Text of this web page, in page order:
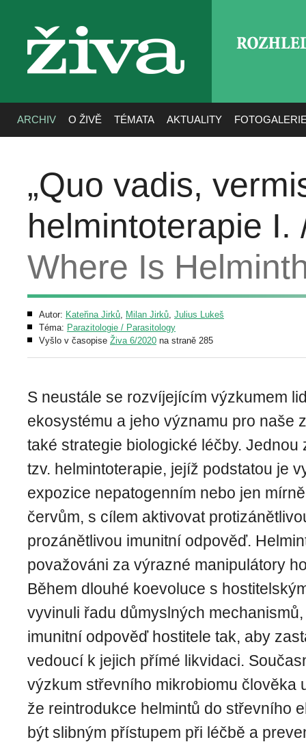
živa
ARCHIV O ŽIVĚ TÉMATA AKTUALITY
„Quo vadis,
helmintoterapie
Where Is
Autor: Kateřina Jirků, Milan Jirků, Julius Lukeš
Téma: Parazitologie / Parasitology
Vyšlo v časopise Živa 6/2020 na straně 285
S neustále se rozvíjejícím výzkumem
ekosystému a jeho významu pro naše
také strategie biologické léčby. Jednou
tzv. helmintoterapie, jejíž podstatou je
expozice nepatogenním nebo jen
červům, s cílem aktivovat
prozánětlivou imunitní odpověď.
považováni za výrazné manipulátory
Během dlouhé koevoluce s
vyvinuli řadu důmyslných
imunitní odpověď hostitele tak, aby
vedoucí k jejich přímé likvidaci.
výzkum střevního mikrobiomu člověka
že reintrodukce helmintů do střevního
být slibným přístupem při léčbě a